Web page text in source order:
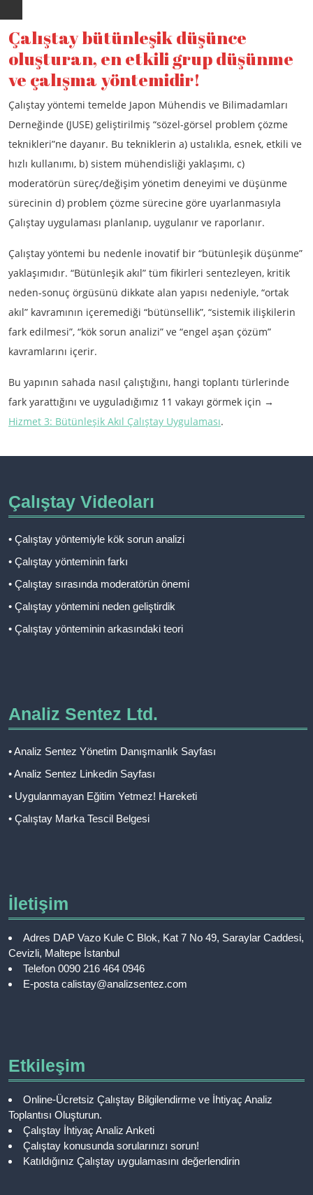
Çalıştay bütünleşik düşünce
oluşturan, en etkili grup düşünme
ve çalışma yöntemidir!
Çalıştay yöntemi temelde Japon Mühendis ve Bilimadamları
Derneğinde (JUSE) geliştirilmiş “sözel-görsel problem çözme
teknikleri”ne dayanır. Bu tekniklerin a) ustalıkla, esnek, etkili ve
hızlı kullanımı, b) sistem mühendisliği yaklaşımı, c)
moderatörün süreç/değişim yönetim deneyimi ve düşünme
sürecinin d) problem çözme sürecine göre uyarlanmasıyla
Çalıştay uygulaması planlanıp, uygulanır ve raporlanır.
Çalıştay yöntemi bu nedenle inovatif bir “bütünleşik düşünme”
yaklaşımıdır. “Bütünleşik akıl” tüm fikirleri sentezleyen, kritik
neden-sonuç örgüsünü dikkate alan yapısı nedeniyle, “ortak
akıl” kavramının içeremediği “bütünsellik”, “sistemik ilişkilerin
fark edilmesi”, “kök sorun analizi” ve “engel aşan çözüm”
kavramlarını içerir.
Bu yapının sahada nasıl çalıştığını, hangi toplantı türlerinde
fark yarattığını ve uyguladığımız 11 vakayı görmek için →
Hizmet 3: Bütünleşik Akıl Çalıştay Uygulaması.
Çalıştay Videoları
• Çalıştay yöntemiyle kök sorun analizi
• Çalıştay yönteminin farkı
• Çalıştay sırasında moderatörün önemi
• Çalıştay yöntemini neden geliştirdik
• Çalıştay yönteminin arkasındaki teori
Analiz Sentez Ltd.
• Analiz Sentez Yönetim Danışmanlık Sayfası
• Analiz Sentez Linkedin Sayfası
• Uygulanmayan Eğitim Yetmez! Hareketi
• Çalıştay Marka Tescil Belgesi
İletişim
Adres DAP Vazo Kule C Blok, Kat 7 No 49, Saraylar Caddesi,
Cevizli, Maltepe İstanbul
Telefon 0090 216 464 0946
E-posta calistay@analizsentez.com
Etkileşim
Online-Ücretsiz Çalıştay Bilgilendirme ve İhtiyaç Analiz
Toplantısı Oluşturun.
Çalıştay İhtiyaç Analiz Anketi
Çalıştay konusunda sorularınızı sorun!
Katıldığınız Çalıştay uygulamasını değerlendirin